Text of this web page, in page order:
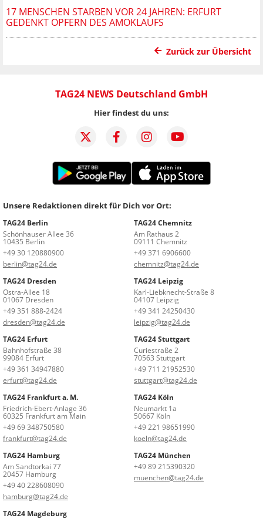
17 MENSCHEN STARBEN VOR 24 JAHREN: ERFURT
GEDENKT OPFERN DES AMOKLAUFS
Zurück zur Übersicht
TAG24 NEWS Deutschland GmbH
Hier findest du uns:
Unsere Redaktionen direkt für Dich vor Ort:
TAG24 Berlin
Schönhauser Allee 36
10435 Berlin
+49 30 120880900
berlin@tag24.de
TAG24 Chemnitz
Am Rathaus 2
09111 Chemnitz
+49 371 6906600
chemnitz@tag24.de
TAG24 Dresden
Ostra-Allee 18
01067 Dresden
+49 351 888-2424
dresden@tag24.de
TAG24 Leipzig
Karl-Liebknecht-Straße 8
04107 Leipzig
+49 341 24250430
leipzig@tag24.de
TAG24 Erfurt
Bahnhofstraße 38
99084 Erfurt
+49 361 34947880
erfurt@tag24.de
TAG24 Stuttgart
Curiestraße 2
70563 Stuttgart
+49 711 21952530
stuttgart@tag24.de
TAG24 Frankfurt a. M.
Friedrich-Ebert-Anlage 36
60325 Frankfurt am Main
+49 69 348750580
frankfurt@tag24.de
TAG24 Köln
Neumarkt 1a
50667 Köln
+49 221 98651990
koeln@tag24.de
TAG24 Hamburg
Am Sandtorkai 77
20457 Hamburg
+49 40 228608090
hamburg@tag24.de
TAG24 München
+49 89 215390320
muenchen@tag24.de
TAG24 Magdeburg